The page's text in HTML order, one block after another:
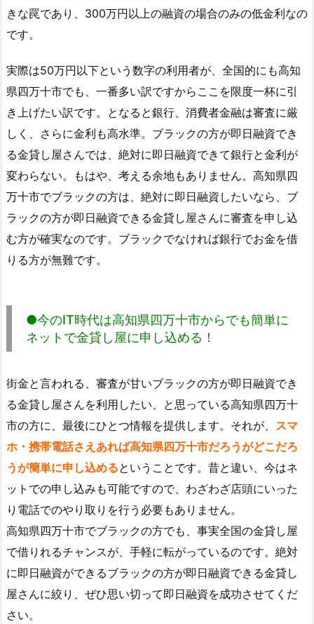
きな罠であり、300万円以上の融資の場合のみの低金利なの
です。
実際は50万円以下という数字の利用者が、全国的にも高知
県四万十市でも、一番多い訳ですからここを限度一杯に引
き上げたい訳です。となると銀行、消費者金融は審査に厳
しく、さらに金利も高水準。ブラックの方が即日融資でき
る金貸し屋さんでは、絶対に即日融資できて銀行と金利が
変わらない。もはや、考える余地もありません。高知県四
万十市でブラックの方は、絶対に即日融資したいなら、ブ
ラックの方が即日融資できる金貸し屋さんに審査を申し込
む方が確実なのです。ブラックでなければ銀行でお金を借
りる方が無難です。
●今のIT時代は高知県四万十市からでも簡単に
ネットで金貸し屋に申し込める！
街金と言われる、審査が甘いブラックの方が即日融資でき
る金貸し屋さんを利用したい、と思っている高知県四万十
市の方に、最後にひとつ情報を提供します。それが、 スマ
ホ・携帯電話さえあれば高知県四万十市だろうがどこだろ
うが簡単に申し込めるということです。昔と違い、今はネ
ットでの申し込みも可能ですので、わざわざ店頭にいった
り電話でのやり取りを行う必要もありません。
高知県四万十市でブラックの方でも、事実全国の金貸し屋
で借りれるチャンスが、手軽に転がっているのです。絶対
に即日融資ができるブラックの方が即日融資できる金貸し
屋さんに絞り、ぜひ思い切って即日融資を成功させてくだ
さい。